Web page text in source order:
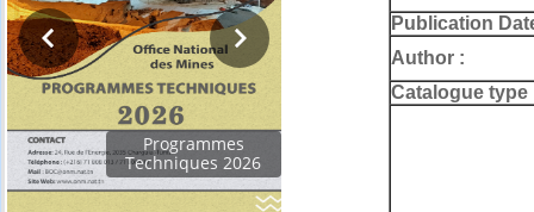
Programmes
Techniques 2026
Publication
Author :
Catalogue type